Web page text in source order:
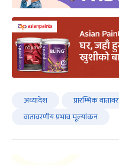
अध्यादेश
प्रारम्भिक
वातावरणीय प्रभाव मूल्यांकन